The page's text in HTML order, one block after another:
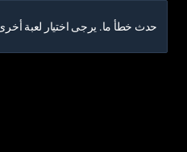
حدث خطأ ما. يرجى اختيار لعبة